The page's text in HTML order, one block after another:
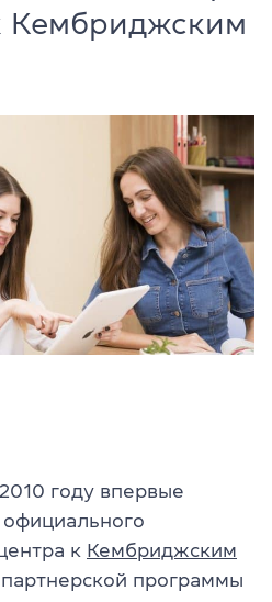
Кембриджским
году впервые
официального
к Кембриджским
программы